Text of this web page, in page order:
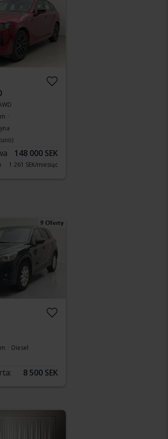
148 000 SEK
1 261 SEK/miesiąc
9 Oferty
Diesel
8 500 SEK